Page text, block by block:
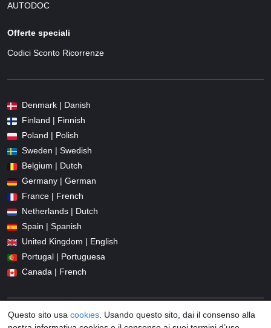
AUTODOC
Offerte speciali
Codici Sconto Ricorrenze
Denmark | Danish
Finland | Finnish
Poland | Polish
Sweden | Swedish
Belgium | Dutch
Germany | German
France | French
Netherlands | Dutch
Spain | Spanish
United Kingdom | English
Portugal | Portuguesa
Canada | French
Questo sito usa cookies . Usando questo sito, dai il consenso alla